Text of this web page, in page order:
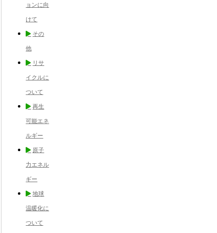
ョンに向
けて
その
他
リサ
イクルに
ついて
再生
可能エネ
ルギー
原子
力エネル
ギー
地球
温暖化に
ついて